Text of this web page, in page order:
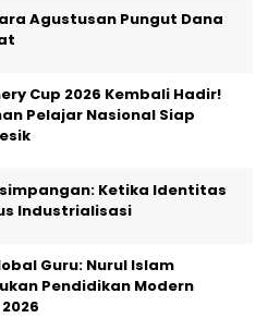
Agustusan Pungut Dana
Cup 2026 Kembali Hadir!
Pelajar Nasional Siap
Ketika Identitas
Industrialisasi
Guru: Nurul Islam
Pendidikan Modern